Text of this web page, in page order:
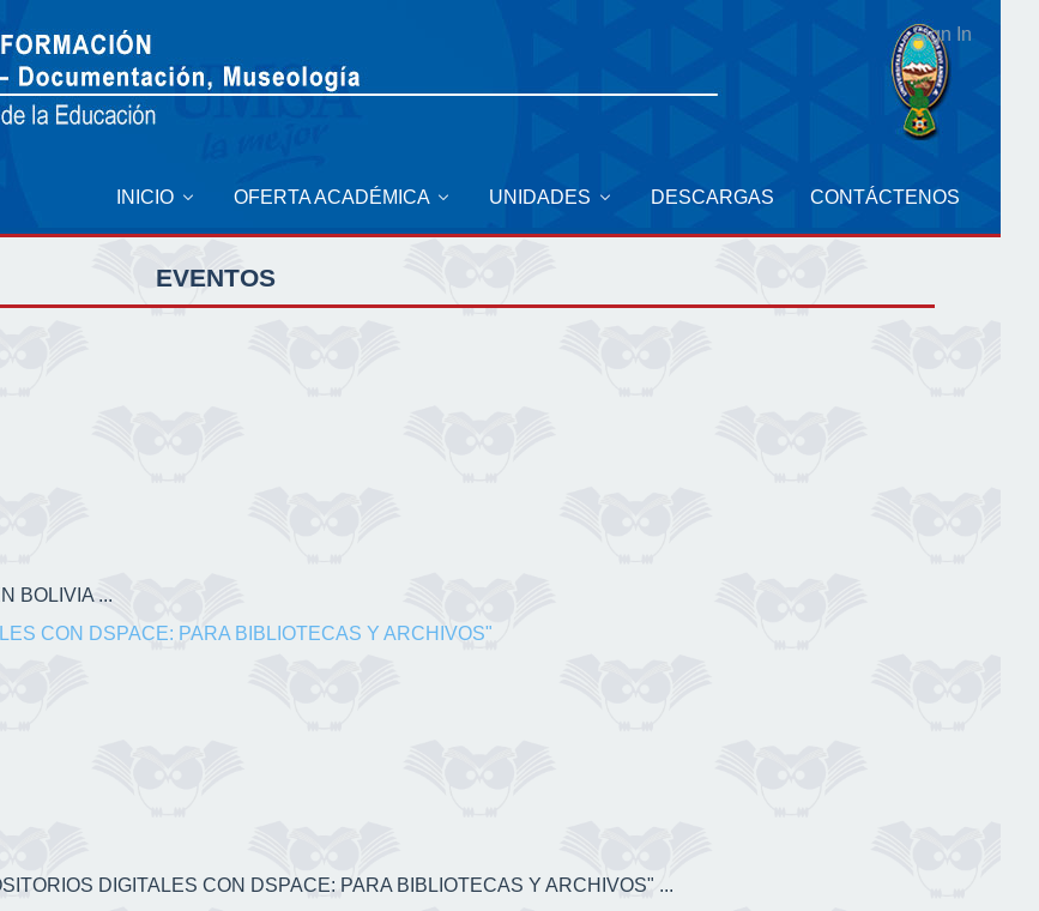
Sign In
INICIO OFERTA ACADÉMICA UNIDADES DESCARGAS CONTÁCTENOS
EVENTOS
BOLIVIA ...
CON DSPACE: PARA BIBLIOTECAS Y ARCHIVOS"
DIGITALES CON DSPACE: PARA BIBLIOTECAS Y ARCHIVOS" ...